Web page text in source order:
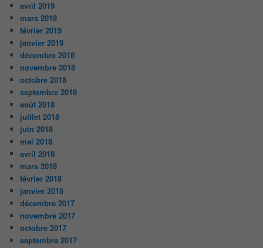
avril 2019
mars 2019
février 2019
janvier 2019
décembre 2018
novembre 2018
octobre 2018
septembre 2018
août 2018
juillet 2018
juin 2018
mai 2018
avril 2018
mars 2018
février 2018
janvier 2018
décembre 2017
novembre 2017
octobre 2017
septembre 2017